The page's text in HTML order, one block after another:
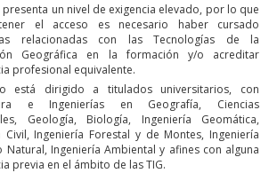
presenta un nivel de exigencia elevado, por lo que
el acceso es necesario haber cursado
relacionadas con las Tecnologías de la
Geográfica en la formación y/o acreditar
profesional equivalente.
está dirigido a titulados universitarios, con
e Ingenierías en Geografía, Ciencias
Geología, Biología, Ingeniería Geomática,
Civil, Ingeniería Forestal y de Montes, Ingeniería
Natural, Ingeniería Ambiental y afines con alguna
previa en el ámbito de las TIG.